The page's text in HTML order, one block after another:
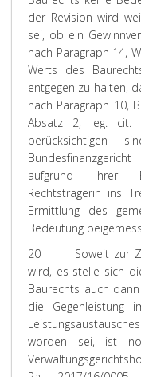
der Revision wird
sei, ob ein
nach Paragraph 14,
Werts des
entgegen zu halten,
nach Paragraph 10,
Absatz 2, leg. cit.
berücksichtigen
aufgrund ihrer
Rechtsträgerin ins
Ermittlung des
Bedeutung
20 Soweit zur
wird, es stelle sich
Baurechts auch
die Gegenleistung
worden sei, ist